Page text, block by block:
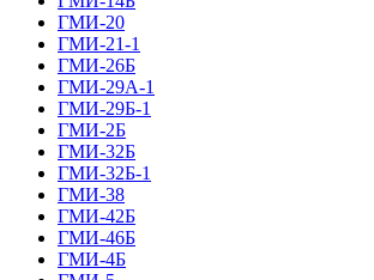
ГМИ-20
ГМИ-21-1
ГМИ-26Б
ГМИ-29А-1
ГМИ-29Б-1
ГМИ-2Б
ГМИ-32Б
ГМИ-32Б-1
ГМИ-38
ГМИ-42Б
ГМИ-46Б
ГМИ-4Б